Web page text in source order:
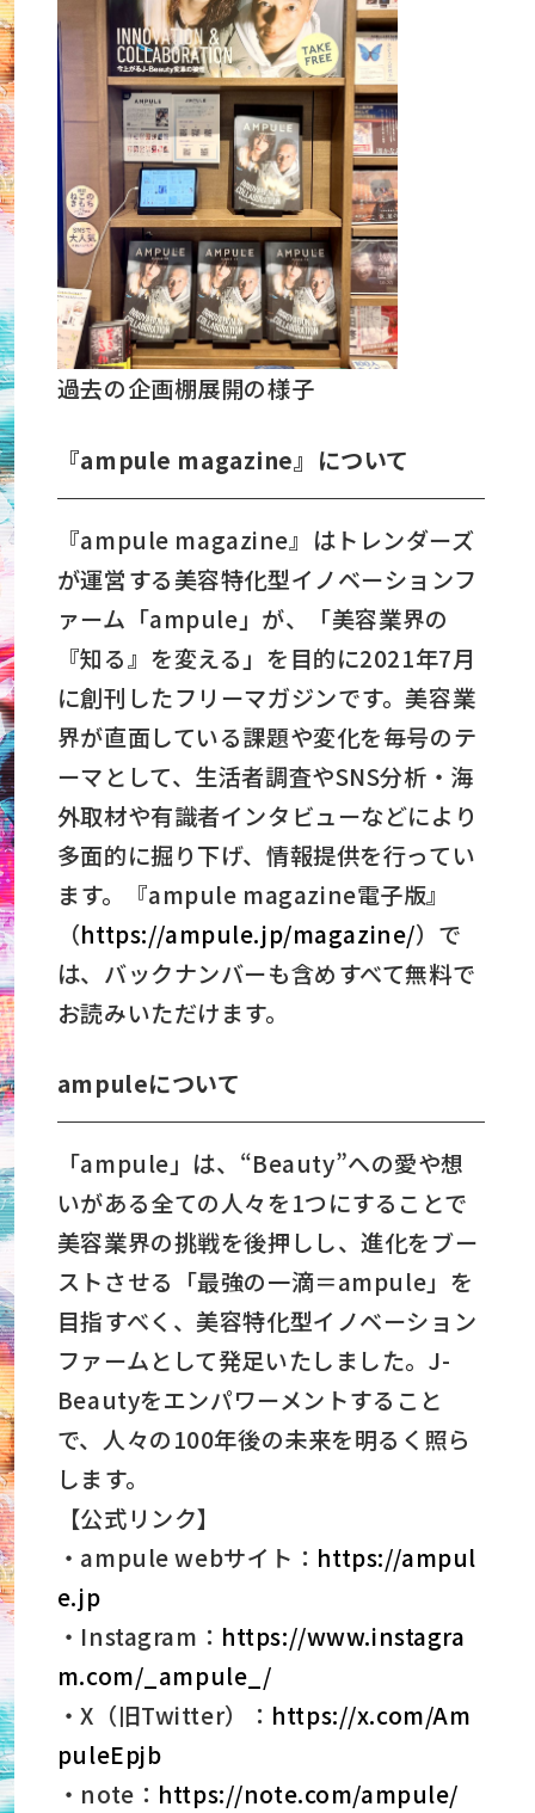
過去の企画棚展開の様子
『ampule magazine』について
『ampule magazine』はトレンダーズ
が運営する美容特化型イノベーションフ
ァーム「ampule」が、「美容業界の
『知る』を変える」を目的に2021年7月
に創刊したフリーマガジンです。美容業
界が直面している課題や変化を毎号のテ
ーマとして、生活者調査やSNS分析・海
外取材や有識者インタビューなどにより
多面的に掘り下げ、情報提供を行ってい
ます。『ampule magazine電子版』
（https://ampule.jp/magazine/）で
は、バックナンバーも含めすべて無料で
お読みいただけます。
ampuleについて
「ampule」は、“Beauty”への愛や想
いがある全ての人々を1つにすることで
美容業界の挑戦を後押しし、進化をブー
ストさせる「最強の一滴＝ampule」を
目指すべく、美容特化型イノベーション
ファームとして発足いたしました。J-
Beautyをエンパワーメントすること
で、人々の100年後の未来を明るく照ら
します。
【公式リンク】
・ampule webサイト： https://ampul
e.jp
・Instagram： https://www.instagra
m.com/_ampule_/
・X（旧Twitter）： https://x.com/Am
puleEpjb
・note： https://note.com/ampule/